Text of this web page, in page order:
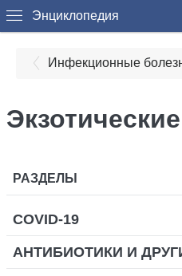
Энциклопедия
Инфекционные
РАЗДЕЛЫ
COVID-19
АНТИБИОТИКИ И